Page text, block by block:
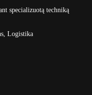
specializuotą techniką
Logistika